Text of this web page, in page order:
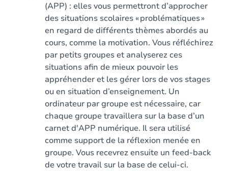
(APP) : ellesvous permettront d’approcher
des situations scolaires « problématiques »
en regard de différents thèmes abordés au
cours, comme la motivation. Vous réfléchirez
par petits groupes et analyserez ces
situations afin de mieux pouvoir les
appréhender et lesgérer lors de vos stages
ou en situation d’enseignement. Un
ordinateur par groupe est nécessaire, car
chaque groupe travaillera sur la base d’un
carnet d'APP numérique. Il sera utilisé
comme support de la réflexion menée en
groupe. Vous recevrez ensuite un feed-back
de votre travail sur la base de celui-ci.